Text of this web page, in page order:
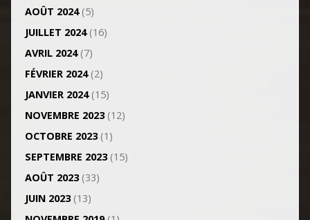
AOÛT 2024(5)
JUILLET 2024(16)
AVRIL 2024(7)
FÉVRIER 2024(2)
JANVIER 2024(15)
NOVEMBRE 2023(12)
OCTOBRE 2023(1)
SEPTEMBRE 2023(15)
AOÛT 2023(33)
JUIN 2023(13)